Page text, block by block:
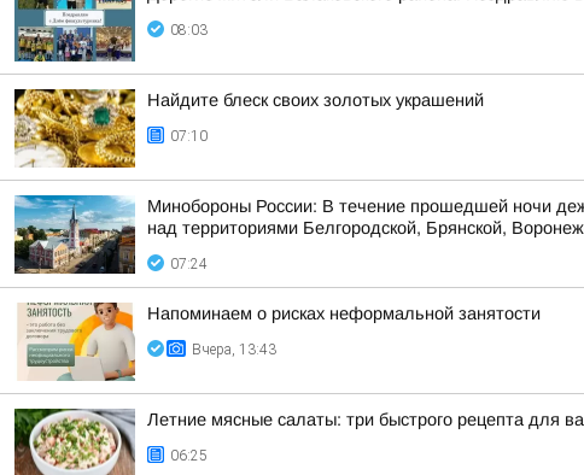
08:03
Найдите блеск своих золотых украшений
07:10
Минобороны России: В течение прошедшей ночи
над территориями Белгородской, Брянской,
07:24
Напоминаем о рисках неформальной занятости
Вчера, 13:43
Летние мясные салаты: три быстрого рецепта для
06:25